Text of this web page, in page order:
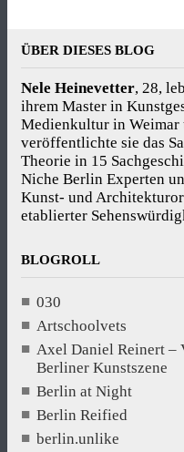
ÜBER DIESES BLOG
Nele Heinevetter, 28,
ihrem Master in
Medienkultur in Weimar
veröffentlichte sie das
Theorie in 15
Niche Berlin Experten
Kunst- und
etablierter
BLOGROLL
030
Artschoolvets
Axel Daniel Reinert –
Berliner Kunstszene
Berlin at Night
Berlin Reified
berlin.unlike